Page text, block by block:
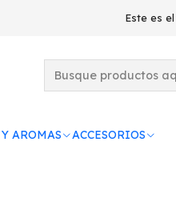
AROMAS ACCESORIOS
Este es
VESTIDOS